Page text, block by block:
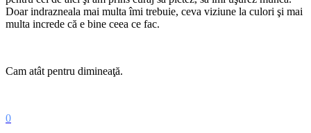
Doar indrazneala mai multa îmi trebuie, ceva viziune la culori şi mai
multa increde că e bine ceea ce fac.
Cam atât pentru dimineaţă.
0